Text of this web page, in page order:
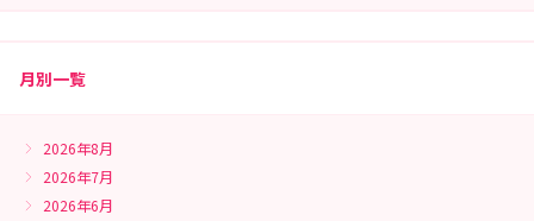
月別一覧
2026年8月
2026年7月
2026年6月